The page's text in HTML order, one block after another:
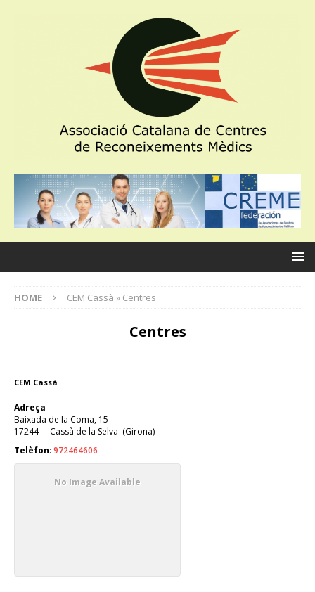
HOME CEM Cassà » Centres
Centres
CEM Cassà
Adreça
Baixada de la Coma, 15
17244- Cassà de la Selva (Girona)
Telèfon: 972464606
No Image Available